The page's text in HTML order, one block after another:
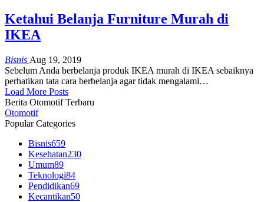
Ketahui Belanja Furniture Murah di
IKEA
Bisnis Aug 19, 2019
Sebelum Anda berbelanja produk IKEA murah di IKEA sebaiknya
perhatikan tata cara berbelanja agar tidak mengalami…
Load More Posts
Berita Otomotif Terbaru
Otomotif
Popular Categories
Bisnis659
Kesehatan230
Umum89
Teknologi84
Pendidikan69
Kecantikan50